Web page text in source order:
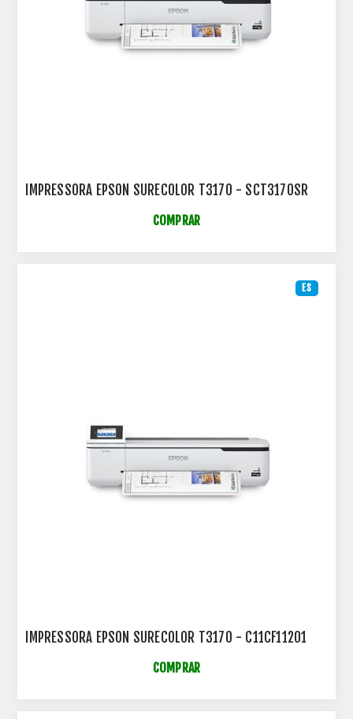
IMPRESSORA EPSON SURECOLOR T3170 - SCT3170SR
COMPRAR
ES
IMPRESSORA EPSON SURECOLOR T3170 - C11CF11201
COMPRAR